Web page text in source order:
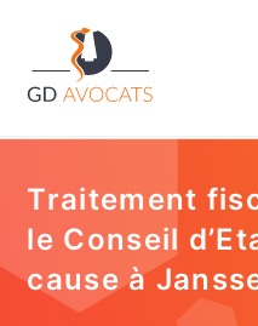
Traitement
le Conseil
cause à